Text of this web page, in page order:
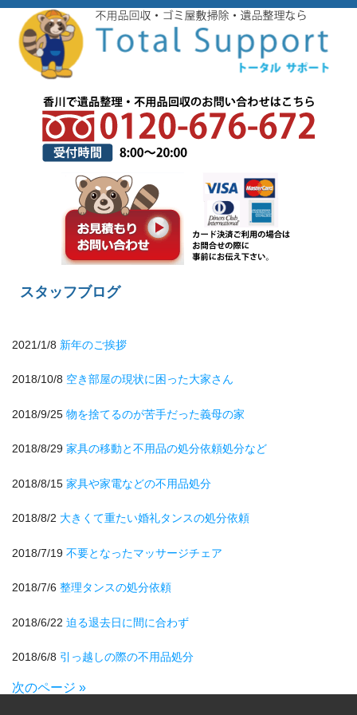
スタッフブログ
2021/1/8 新年のご挨拶
2018/10/8 空き部屋の現状に困った大家さん
2018/9/25 物を捨てるのが苦手だった義母の家
2018/8/29 家具の移動と不用品の処分依頼処分など
2018/8/15 家具や家電などの不用品処分
2018/8/2 大きくて重たい婚礼タンスの処分依頼
2018/7/19 不要となったマッサージチェア
2018/7/6 整理タンスの処分依頼
2018/6/22 迫る退去日に間に合わず
2018/6/8 引っ越しの際の不用品処分
次のページ »